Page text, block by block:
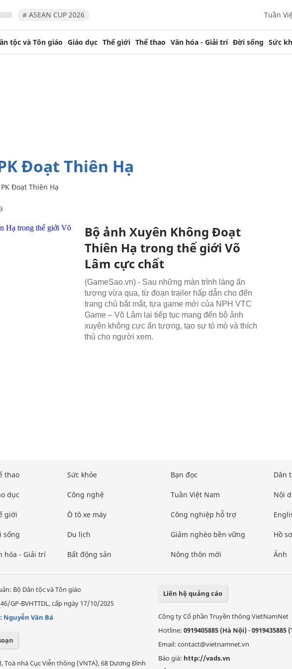
# ASEAN CUP 2026 Tuần
tộc và Tôn giáo Giáo dục Thế giới Thể thao Văn hóa - Giải trí Đời sống Sức
Đoạt Thiên Hạ
Đoạt Thiên Hạ
Bộ ảnh Xuyên Không Đoạt
Thiên Hạ trong thế giới Võ
Lâm cực chất
(GameSao.vn) - Sau những màn trình làng ấn
tượng vừa qua, từ đoạn trailer hấp dẫn cho đến
trang chủ bắt mắt, tựa game mới của NPH VTC
Game – Võ Lâm lại tiếp tục mang đến bộ ảnh
xuyên không cực ấn tượng, tạo sự tò mò và thích
thú cho người xem.
thao
dục
giới
sống
hóa - Giải trí
Sức khỏe
Công nghệ
Ô tô xe máy
Du lịch
Bất động sản
Bạn đọc
Tuần Việt Nam
Công nghiệp hỗ trợ
Giảm nghèo bền vững
Nông thôn mới
Dân
Nội
Hồ sơ
Ảnh
Bộ Dân tộc và Tôn giáo
GP-BVHTTDL, cấp ngày 17/10/2025
Nguyễn Văn Bá
Toà nhà Cục Viễn thông (VNTA), 68 Dương Đình
Liên hệ quảng cáo
Công ty Cổ phần Truyền thông VietNamNet
Hotline: 0919405885 (Hà Nội)-0919435885
Email: contact@vietnamnet.vn
Báo giá: http://vads.vn